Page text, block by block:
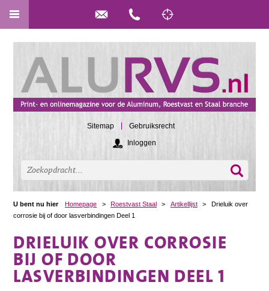
Sitemap
Gebruiksrecht
Inloggen
U bent nu hier Homepage > Roestvast Staal > Artikellijst >
Drieluik over
corrosie bij of door lasverbindingen Deel 1
DRIELUIK OVER CORROSIE
BIJ OF DOOR
LASVERBINDINGEN DEEL 1